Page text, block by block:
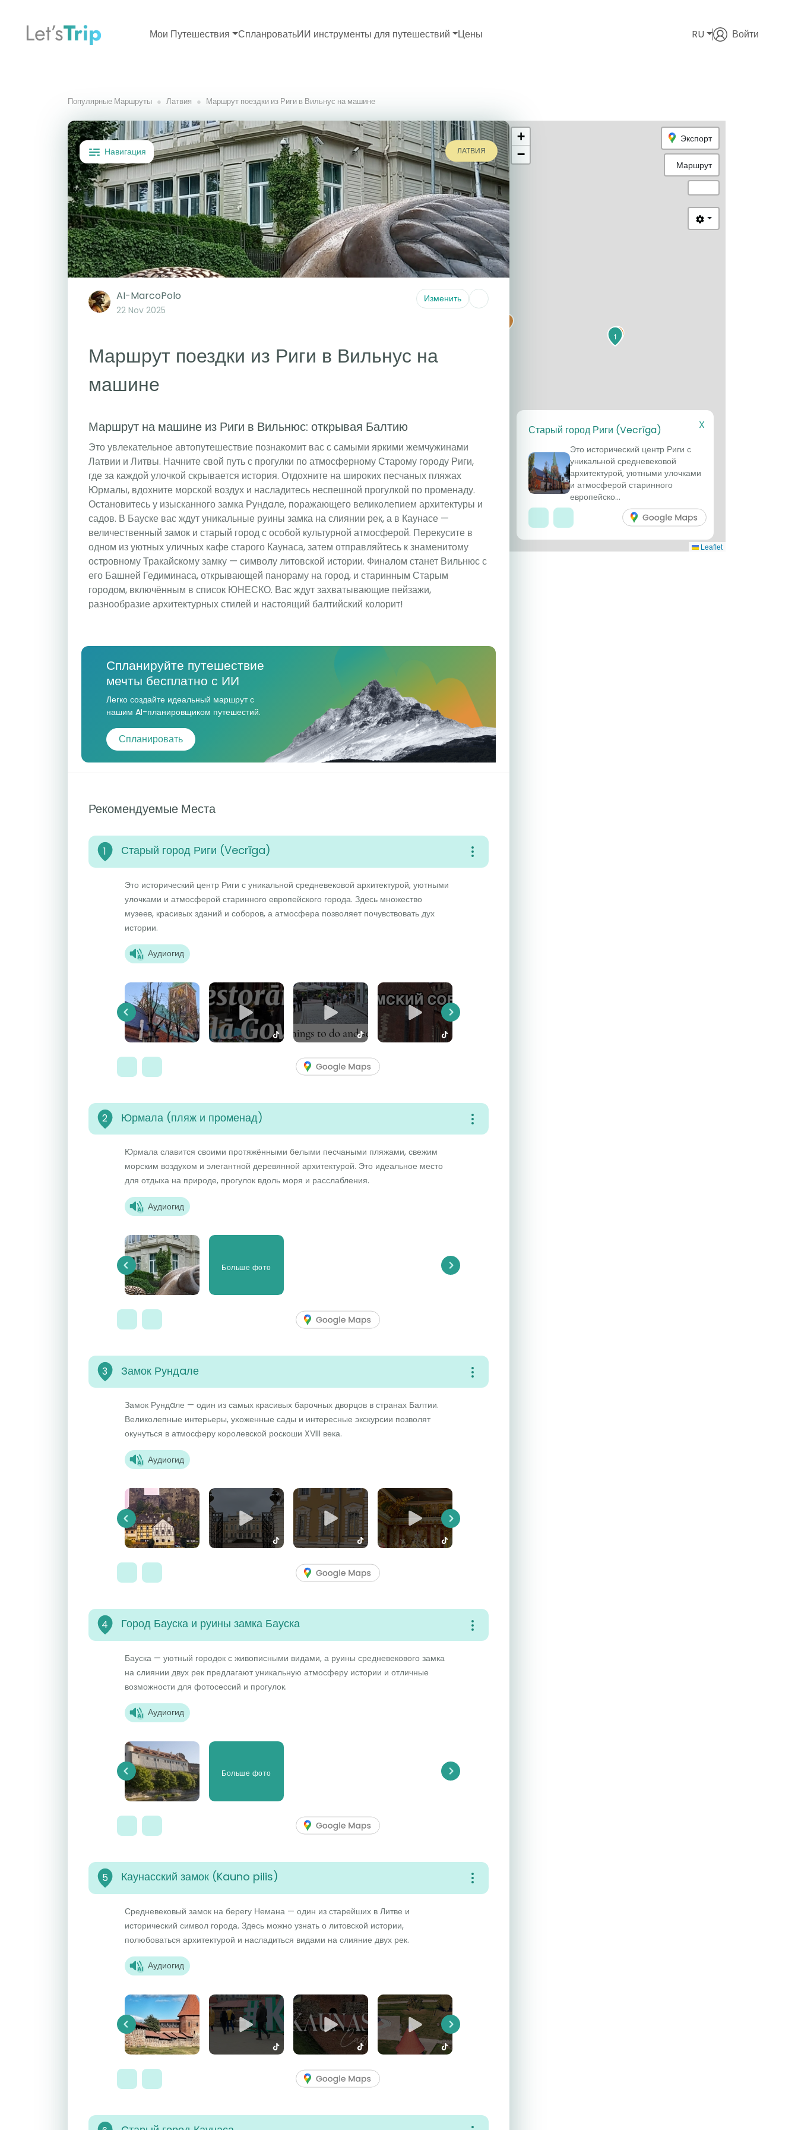
Let’sTrip Мои Путешествия СпланроватьИИ инструменты для путешествий Цены RU Войти
Популярные Маршруты Латвия Маршрут поездки из Риги в Вильнус на машине
Навигация ЛАТВИЯ
AI-MarcoPolo
22 Nov 2025
Изменить
Маршрут поездки из Риги в Вильнус на
машине
Маршрут на машине из Риги в Вильнюс: открывая Балтию
Это увлекательное автопутешествие познакомит вас с самыми яркими жемчужинами
Латвии и Литвы. Начните свой путь с прогулки по атмосферному Старому городу Риги,
где за каждой улочкой скрывается история. Отдохните на широких песчаных пляжах
Юрмалы, вдохните морской воздух и насладитесь неспешной прогулкой по променаду.
Остановитесь у изысканного замка Рундaле, поражающего великолепием архитектуры и
садов. В Бауске вас ждут уникальные руины замка на слиянии рек, а в Каунасе —
величественный замок и старый город с особой культурной атмосферой. Перекусите в
одном из уютных уличных кафе старого Каунаса, затем отправляйтесь к знаменитому
островному Тракайскому замку — символу литовской истории. Финалом станет Вильнюс с
его Башней Гедиминаса, открывающей панораму на город, и старинным Старым
городом, включённым в список ЮНЕСКО. Вас ждут захватывающие пейзажи,
разнообразие архитектурных стилей и настоящий балтийский колорит!
Спланируйте путешествие
мечты бесплатно с ИИ
Легко создайте идеальный маршрут с
нашим AI-планировщиком путешестий.
Спланировать
Рекомендуемые Места
1 Старый город Риги (Vecrīga)
Это исторический центр Риги с уникальной средневековой архитектурой, уютными
улочками и атмосферой старинного европейского города. Здесь множество
музеев, красивых зданий и соборов, а атмосфера позволяет почувствовать дух
истории.
Аудиогид
Previous Next
2 Юрмала (пляж и променад)
Юрмала славится своими протяжёнными белыми песчаными пляжами, свежим
морским воздухом и элегантной деревянной архитектурой. Это идеальное место
для отдыха на природе, прогулок вдоль моря и расслабления.
Аудиогид
Больше фото
Previous Next
3 Замок Рундaле
Замок Рундaле — один из самых красивых барочных дворцов в странах Балтии.
Великолепные интерьеры, ухоженные сады и интересные экскурсии позволят
окунуться в атмосферу королевской роскоши XVIII века.
Аудиогид
Previous Next
4 Город Бауска и руины замка Бауска
Бауска — уютный городок с живописными видами, а руины средневекового замка
на слиянии двух рек предлагают уникальную атмосферу истории и отличные
возможности для фотосессий и прогулок.
Аудиогид
Больше фото
Previous Next
5 Каунасский замок (Kauno pilis)
Средневековый замок на берегу Немана — один из старейших в Литве и
исторический символ города. Здесь можно узнать о литовской истории,
полюбоваться архитектурой и насладиться видами на слияние двух рек.
Аудиогид
Previous Next
1
+
−
Leaflet
Экспорт
Маршрут
X
Старый город Риги (Vecrīga)
Это исторический центр Риги с
уникальной средневековой
архитектурой, уютными улочками
и атмосферой старинного
европейско...